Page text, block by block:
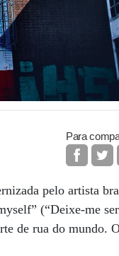
Para
pelo artista
(“Deixe-me
de rua do mundo.